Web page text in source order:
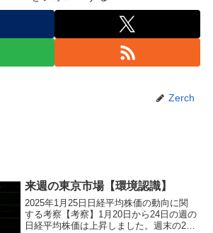
Zerch
来週の東京市場【環境認識】
2025年1月25日日経平均株価の動向に関
する考察【考察】1月20日から24日の週の
日経平均株価は上昇しました。週末の24